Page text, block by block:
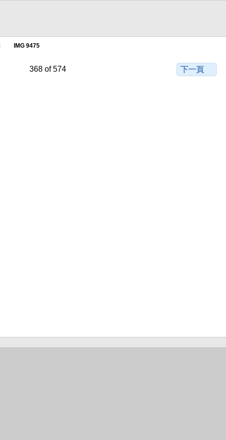
IMG 9475
368 of 574 下一頁